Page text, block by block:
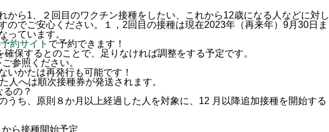
から1、２回目のワクチン接種をしたい、これから12歳になる人などに対し
のでご安心ください。１，2回目の接種は現在2023年（再来年）9月30日ま
っています。
予約サイト で予約できます！
保するとのことで、足りなければ調整をする予定です。
ご参照ください。
いかたは再発行も可能です！
人へは順次接種券が発送されます。
の？
うち、原則８か月以上経過した人を対象に、12 月以降追加接種を開始する
ら接種開始予定